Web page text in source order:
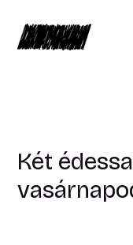
Két